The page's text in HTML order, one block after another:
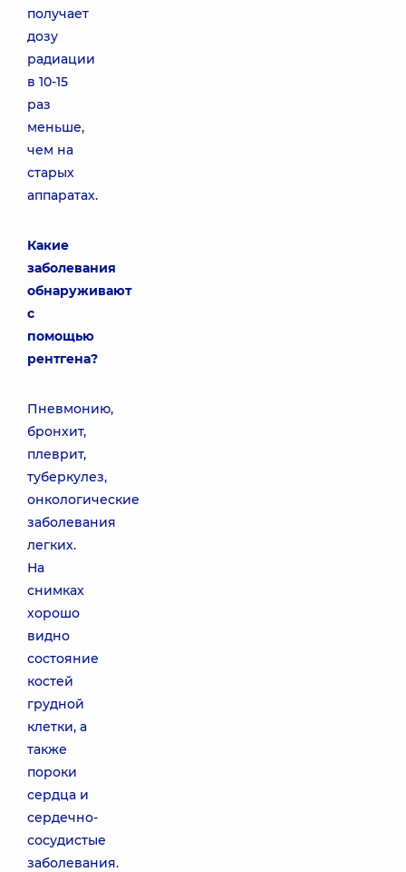
получает
дозу
радиации
в 10-15
раз
меньше,
чем на
старых
аппаратах.
Какие
заболевания
обнаруживают
с
помощью
рентгена?
Пневмонию,
бронхит,
плеврит,
туберкулез,
онкологические
заболевания
легких.
На
снимках
хорошо
видно
состояние
костей
грудной
клетки, а
также
пороки
сердца и
сердечно-
сосудистые
заболевания.